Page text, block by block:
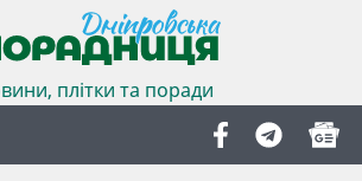
плітки та поради